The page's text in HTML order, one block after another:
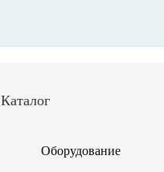
Каталог
Оборудование